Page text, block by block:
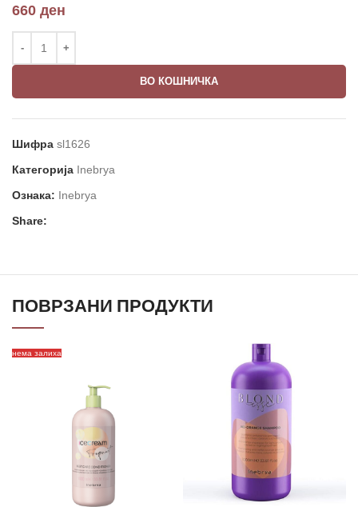
660 ден
ВО КОШНИЧКА
Шифра sl1626
Категорија Inebrya
Ознака: Inebrya
Share:
ПОВРЗАНИ ПРОДУКТИ
нема залиха